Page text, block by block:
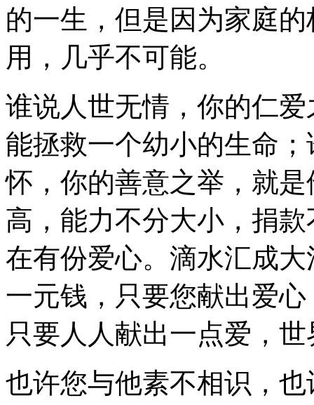
的一生，但是因为家庭
用，几乎不可能。
谁说人世无情，你的仁
能拯救一个幼小的生命
怀，你的善意之举，就
高，能力不分大小，捐
在有份爱心。滴水汇成
一元钱，只要您献出爱
只要人人献出一点爱，
也许您与他素不相识，